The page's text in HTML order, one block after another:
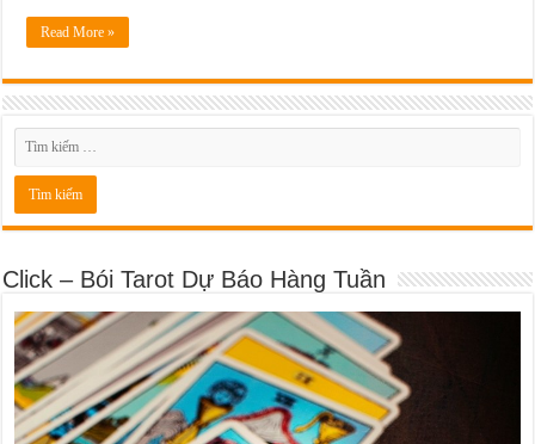
Read More »
Click – Bói Tarot Dự Báo Hàng Tuần